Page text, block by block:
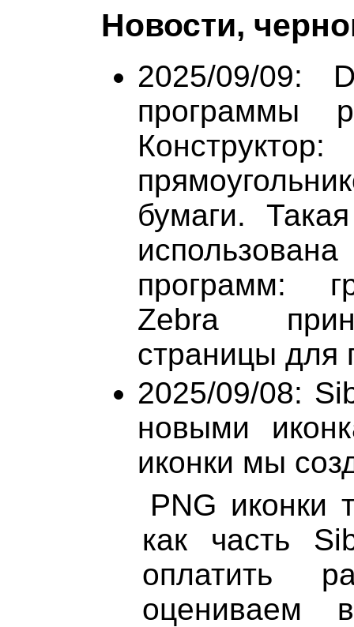
Новости,
2025/09/09:
программы
бумаги.
программ:
Zebra
страницы для
2025/09/08:
новыми
иконки мы
PNG иконки
как часть
оплатить
оцениваем